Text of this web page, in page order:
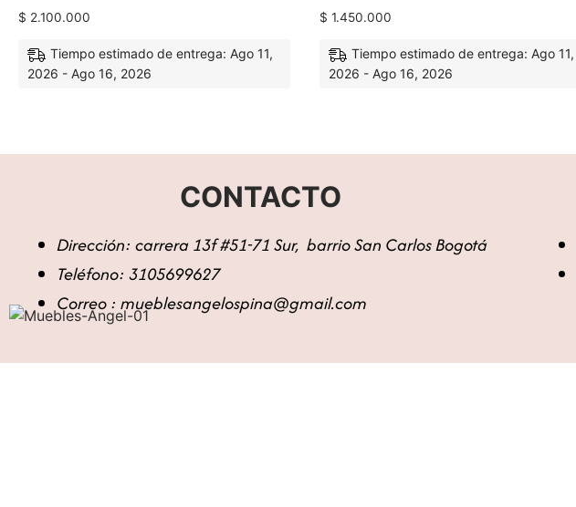
$ 2.100.000
Tiempo estimado de entrega: Ago 11,
2026 - Ago 16, 2026
$ 1.450.000
Tiempo estimado de entrega: Ago 11,
2026 - Ago 16, 2026
CONTACTO
Dirección: carrera 13f #51-71 Sur, barrio San Carlos Bogotá
Teléfono: 3105699627
Correo : mueblesangelospina@gmail.com